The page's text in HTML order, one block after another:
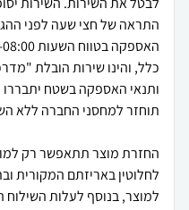
התראה של חצי שעה לפני
כלל, והינו שירות הובלת
ותנאי האספקה בשטח
החזרת מוצר תתאפשר רק